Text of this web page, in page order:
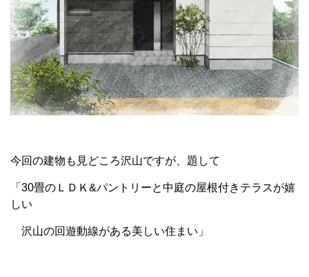
今回の建物も見どころ沢山ですが、題して
「30畳のＬＤＫ&パントリーと中庭の屋根付きテラスが嬉
しい
沢山の回遊動線がある美しい住まい」